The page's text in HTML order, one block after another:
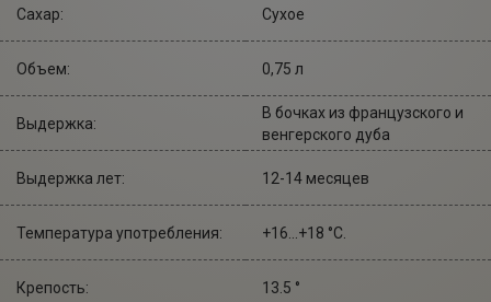
Сахар: Сухое
Объем: 0,75 л
Выдержка:
В бочках из французского и
венгерского дуба
Выдержка лет: 12-14 месяцев
Температура употребления: +16...+18 °С.
Крепость: 13.5 °